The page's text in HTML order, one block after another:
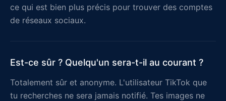
ce qui est bien plus précis pour trouver des comptes
de réseaux sociaux.
Est-ce sûr ? Quelqu'un sera-t-il au courant ?
Totalement sûr et anonyme. L'utilisateur TikTok que
tu recherches ne sera jamais notifié. Tes images ne